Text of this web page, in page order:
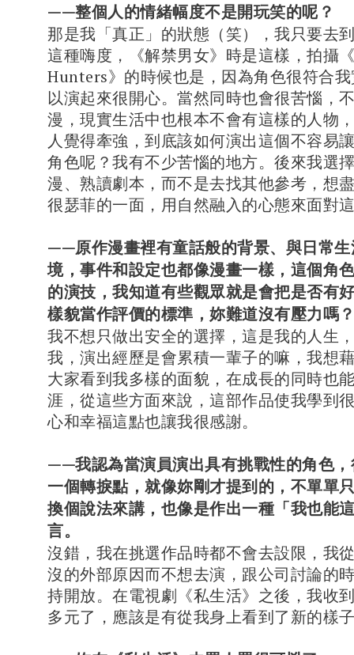
——整個人的情緒幅度不是開玩笑的呢？
那是我「真正」的狀態（笑），我只要去
這種嗨度，《解禁男女》時是這樣，拍攝
Hunters》的時候也是，因為角色很符合
以演起來很開心。當然同時也會很苦惱，
漫，現實生活中也根本不會有這樣的人物
人覺得牽強，到底該如何演出這個不容易
角色呢？我有不少苦惱的地方。後來我選
漫、熟讀劇本，而不是去找其他參考，想
很瑟菲的一面，用自然融入的心態來面對
——原作漫畫裡有童話般的背景、與日常
境，事件和設定也都像漫畫一樣，這個角
的演技，我知道有些觀眾就是會把是否有
樣貌當作評價的標準，妳難道沒有壓力嗎
我不想只做出安全的選擇，這是我的人生
我，演出經歷是會累積一輩子的嘛，我想
大家看到我多樣的面貌，在成長的同時也
涯，從這些方面來說，這部作品使我學到
心和幸福這點也讓我很感謝。
——我認為當演員演出具有挑戰性的角色
一個轉捩點，就像妳剛才提到的，不單單
換個說法來講，也像是作出一種「我也能
言。
沒錯，我在挑選作品時都不會去設限，我
沒的外部原因而不想去演，跟公司討論的
持開放。在電視劇《私生活》之後，我收
多元了，應該是有從我身上看到了新的樣